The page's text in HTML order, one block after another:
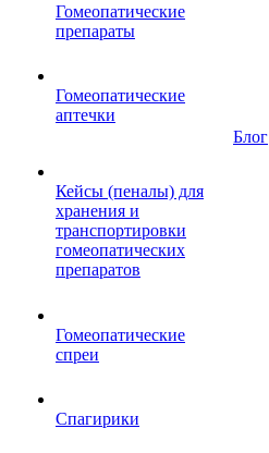
Гомеопатические
препараты
Гомеопатические
аптечки
Кейсы (пеналы) для
хранения и
транспортировки
гомеопатических
препаратов
Гомеопатические
спреи
Спагирики
Блог